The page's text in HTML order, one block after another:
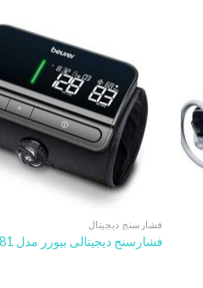
فشارسنج دیجیتال
فشارسنج دیجیتالی بیورر مدل BM81